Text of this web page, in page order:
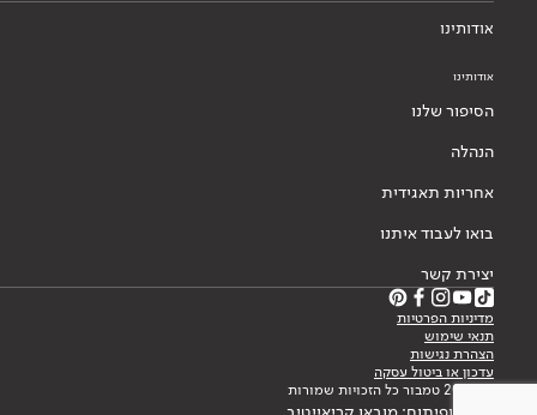
אודותינו
אודותינו
הסיפור שלנו
הנהלה
אחריות תאגידית
בואו לעבוד איתנו
יצירת קשר
מדיניות הפרטיות
תנאי שימוש
הצהרת נגישות
עדכון או ביטול עסקה
© 2026 טמבור כל הזכויות שמורות
עיצוב ופיתוח: מובאו קריאייטיב